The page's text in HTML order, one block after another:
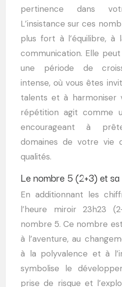
pertinence dans
L’insistance sur ces
plus fort à l’équilibre,
communication. Elle
une période de
intense, où vous êtes
talents et à harmoniser
répétition agit comme
encourageant à
domaines de votre vie
qualités.
Le nombre 5 (2+3) et
En additionnant les
l’heure miroir 23h23
nombre 5. Ce nombre
à l’aventure, au
à la polyvalence et à
symbolise le
prise de risque et